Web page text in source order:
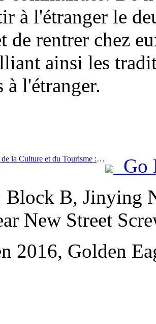
à l'étranger le
de rentrer chez
ainsi les
à l'étranger.
Prev:Ministère de la Culture et du Tourisme : Lancement de 22 activités thématiques réparties dans 7 grandes régions
Go
Block B, Jinying
New Street
2016, Golden